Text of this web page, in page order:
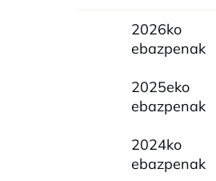
2026ko
ebazpenak
2025eko
ebazpenak
2024ko
ebazpenak